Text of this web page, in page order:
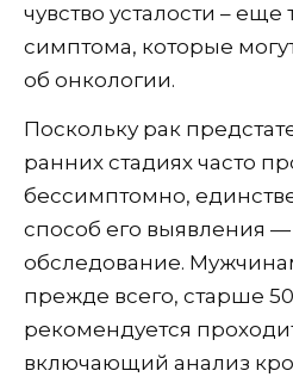
чувство усталости –
симптома, которые
об онкологии.
Поскольку рак
ранних стадиях часто
бессимптомно,
способ его выявления
обследование.
прежде всего, старше 50
рекомендуется
включающий анализ